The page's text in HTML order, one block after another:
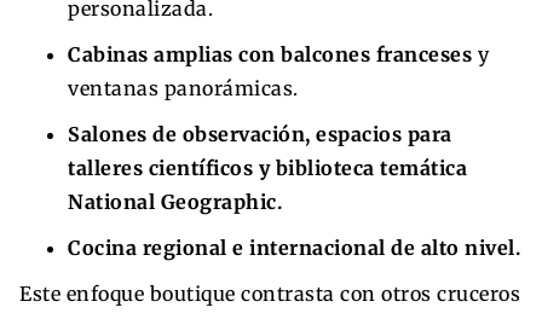
personalizada.
Cabinas amplias con balcones franceses y
ventanas panorámicas.
Salones de observación, espacios para
talleres científicos y biblioteca temática
National Geographic.
Cocina regional e internacional de alto nivel.
Este enfoque boutique contrasta con otros cruceros